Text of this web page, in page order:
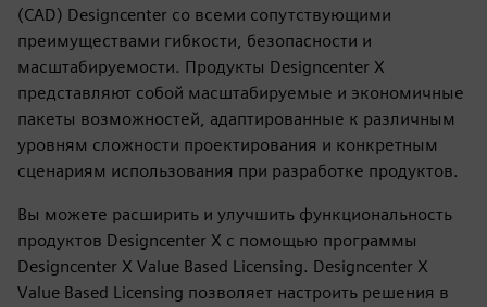
(CAD) Designcenter со всеми сопутствующими
преимуществами гибкости, безопасности и
масштабируемости. Продукты Designcenter X
представляют собой масштабируемые и экономичные
пакеты возможностей, адаптированные к различным
уровням сложности проектирования и конкретным
сценариям использования при разработке продуктов.
Вы можете расширить и улучшить функциональность
продуктов Designcenter X с помощью программы
Designcenter X Value Based Licensing. Designcenter X
Value Based Licensing позволяет настроить решения в